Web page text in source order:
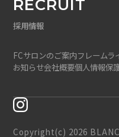
RECRUIT
採用情報
FCサロンのご案内フレームラ
お知らせ会社概要個人情報保
Copyright(c) 2026